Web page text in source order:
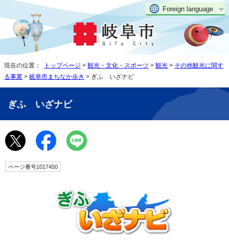
Foreign language
現在の位置： トップページ > 観光・文化・スポーツ > 観光 > その他観光に関す
る事業 > 岐阜市まちなか歩き > ぎふ いざナビ
ぎふ いざナビ
ページ番号1017450